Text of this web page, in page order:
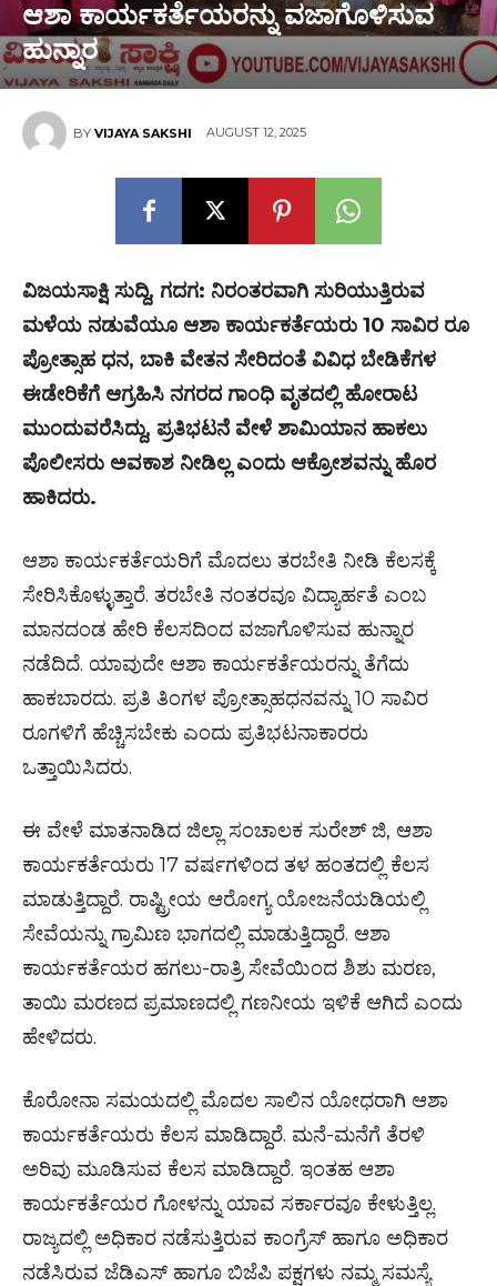
ಆಶಾ ಕಾರ್ಯಕರ್ತೆಯರನ್ನು ವಜಾಗೊಳಿಸುವ
ಹುನ್ನಾರ
BY VIJAYA SAKSHI AUGUST 12, 2025
ವಿಜಯಸಾಕ್ಷಿ ಸುದ್ದಿ, ಗದಗ: ನಿರಂತರವಾಗಿ ಸುರಿಯುತ್ತಿರುವ
ಮಳೆಯ ನಡುವೆಯೂ ಆಶಾ ಕಾರ್ಯಕರ್ತೆಯರು 10 ಸಾವಿರ ರೂ
ಪ್ರೋತ್ಸಾಹ ಧನ, ಬಾಕಿ ವೇತನ ಸೇರಿದಂತೆ ವಿವಿಧ ಬೇಡಿಕೆಗಳ
ಈಡೇರಿಕೆಗೆ ಆಗ್ರಹಿಸಿ ನಗರದ ಗಾಂಧಿ ವೃತದಲ್ಲಿ ಹೋರಾಟ
ಮುಂದುವರೆಸಿದ್ದು, ಪ್ರತಿಭಟನೆ ವೇಳೆ ಶಾಮಿಯಾನ ಹಾಕಲು
ಪೊಲೀಸರು ಅವಕಾಶ ನೀಡಿಲ್ಲ ಎಂದು ಆಕ್ರೋಶವನ್ನು ಹೊರ
ಹಾಕಿದರು.
ಆಶಾ ಕಾರ್ಯಕರ್ತೆಯರಿಗೆ ಮೊದಲು ತರಬೇತಿ ನೀಡಿ ಕೆಲಸಕ್ಕೆ
ಸೇರಿಸಿಕೊಳ್ಳುತ್ತಾರೆ. ತರಬೇತಿ ನಂತರವೂ ವಿದ್ಯಾರ್ಹತೆ ಎಂಬ
ಮಾನದಂಡ ಹೇರಿ ಕೆಲಸದಿಂದ ವಜಾಗೊಳಿಸುವ ಹುನ್ನಾರ
ನಡೆದಿದೆ. ಯಾವುದೇ ಆಶಾ ಕಾರ್ಯಕರ್ತೆಯರನ್ನು ತೆಗೆದು
ಹಾಕಬಾರದು. ಪ್ರತಿ ತಿಂಗಳ ಪ್ರೋತ್ಸಾಹಧನವನ್ನು 10 ಸಾವಿರ
ರೂಗಳಿಗೆ ಹೆಚ್ಚಿಸಬೇಕು ಎಂದು ಪ್ರತಿಭಟನಾಕಾರರು
ಒತ್ತಾಯಿಸಿದರು.
ಈ ವೇಳೆ ಮಾತನಾಡಿದ ಜಿಲ್ಲಾ ಸಂಚಾಲಕ ಸುರೇಶ್ ಜಿ, ಆಶಾ
ಕಾರ್ಯಕರ್ತೆಯರು 17 ವರ್ಷಗಳಿಂದ ತಳ ಹಂತದಲ್ಲಿ ಕೆಲಸ
ಮಾಡುತ್ತಿದ್ದಾರೆ. ರಾಷ್ಟ್ರೀಯ ಆರೋಗ್ಯ ಯೋಜನೆಯಡಿಯಲ್ಲಿ
ಸೇವೆಯನ್ನು ಗ್ರಾಮಿಣ ಭಾಗದಲ್ಲಿ ಮಾಡುತ್ತಿದ್ದಾರೆ. ಆಶಾ
ಕಾರ್ಯಕರ್ತೆಯರ ಹಗಲು-ರಾತ್ರಿ ಸೇವೆಯಿಂದ ಶಿಶು ಮರಣ,
ತಾಯಿ ಮರಣದ ಪ್ರಮಾಣದಲ್ಲಿ ಗಣನೀಯ ಇಳಿಕೆ ಆಗಿದೆ ಎಂದು
ಹೇಳಿದರು.
ಕೊರೋನಾ ಸಮಯದಲ್ಲಿ ಮೊದಲ ಸಾಲಿನ ಯೋಧರಾಗಿ ಆಶಾ
ಕಾರ್ಯಕರ್ತೆಯರು ಕೆಲಸ ಮಾಡಿದ್ದಾರೆ. ಮನೆ-ಮನೆಗೆ ತೆರಳಿ
ಅರಿವು ಮೂಡಿಸುವ ಕೆಲಸ ಮಾಡಿದ್ದಾರೆ. ಇಂತಹ ಆಶಾ
ಕಾರ್ಯಕರ್ತೆಯರ ಗೋಳನ್ನು ಯಾವ ಸರ್ಕಾರವೂ ಕೇಳುತ್ತಿಲ್ಲ.
ರಾಜ್ಯದಲ್ಲಿ ಅಧಿಕಾರ ನಡೆಸುತ್ತಿರುವ ಕಾಂಗ್ರೆಸ್ ಹಾಗೂ ಅಧಿಕಾರ
ನಡೆಸಿರುವ ಜೆಡಿಎಸ್ ಹಾಗೂ ಬಿಜೆಪಿ ಪಕ್ಷಗಳು ನಮ್ಮ ಸಮಸ್ಯೆ